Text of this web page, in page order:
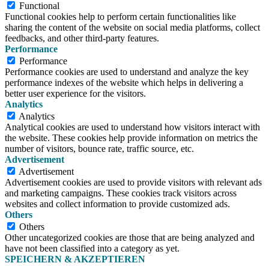
Functional
Functional cookies help to perform certain functionalities like
sharing the content of the website on social media platforms, collect
feedbacks, and other third-party features.
Performance
Performance
Performance cookies are used to understand and analyze the key
performance indexes of the website which helps in delivering a
better user experience for the visitors.
Analytics
Analytics
Analytical cookies are used to understand how visitors interact with
the website. These cookies help provide information on metrics the
number of visitors, bounce rate, traffic source, etc.
Advertisement
Advertisement
Advertisement cookies are used to provide visitors with relevant ads
and marketing campaigns. These cookies track visitors across
websites and collect information to provide customized ads.
Others
Others
Other uncategorized cookies are those that are being analyzed and
have not been classified into a category as yet.
SPEICHERN & AKZEPTIEREN